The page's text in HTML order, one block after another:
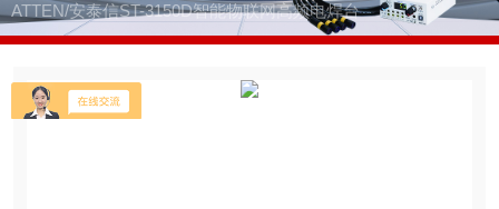
ATTEN/安泰信ST-3150D智能物联网高频电焊台